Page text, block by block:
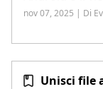
nov 07, 2025 | Di
Unisci file